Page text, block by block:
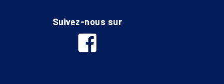
Suivez-nous sur
facebook